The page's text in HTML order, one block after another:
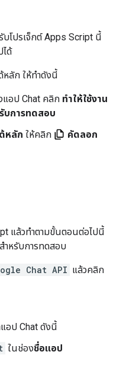
บโปรเจ็กต์ Apps Script นี้
ได้
หลัก ให้ทำดังนี้
แอป Chat คลิก ทำให้ใช้งาน
บการทดสอบ
หลัก ให้คลิก
คัดลอก
แล้วทำตามขั้นตอนต่อไปนี้
ำหรับการทดสอบ
Chat API แล้วคลิก
อป Chat ดังนี้
ในช่องชื่อแอป